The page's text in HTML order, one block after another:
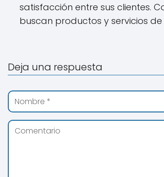
satisfacción entre sus clientes.
buscan productos y servicios
Deja una respuesta